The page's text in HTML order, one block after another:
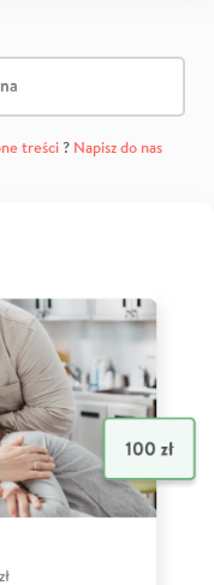
treści? Napisz do nas